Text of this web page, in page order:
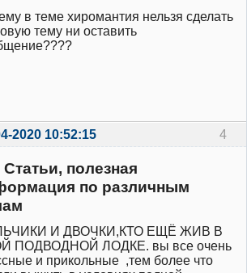
в теме хиромантия нельзя сделать
тему ни оставить
4
2020 10:52:15
Статьи, полезная
по различным
И ДВОЧКИ,КТО ЕЩЁ ЖИВ В
ПОДВОДНОЙ ЛОДКЕ. вы все очень
и прикольные ,тем более что